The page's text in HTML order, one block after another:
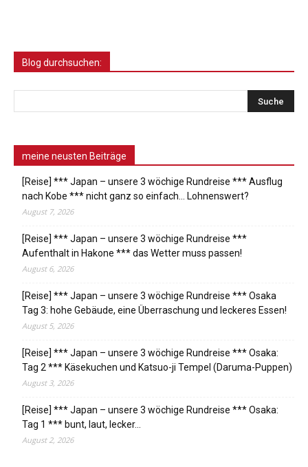
Blog durchsuchen:
meine neusten Beiträge
[Reise] *** Japan – unsere 3 wöchige Rundreise *** Ausflug
nach Kobe *** nicht ganz so einfach… Lohnenswert?
August 7, 2026
[Reise] *** Japan – unsere 3 wöchige Rundreise ***
Aufenthalt in Hakone *** das Wetter muss passen!
August 6, 2026
[Reise] *** Japan – unsere 3 wöchige Rundreise *** Osaka
Tag 3: hohe Gebäude, eine Überraschung und leckeres Essen!
August 5, 2026
[Reise] *** Japan – unsere 3 wöchige Rundreise *** Osaka:
Tag 2 *** Käsekuchen und Katsuo-ji Tempel (Daruma-Puppen)
August 3, 2026
[Reise] *** Japan – unsere 3 wöchige Rundreise *** Osaka:
Tag 1 *** bunt, laut, lecker…
August 2, 2026